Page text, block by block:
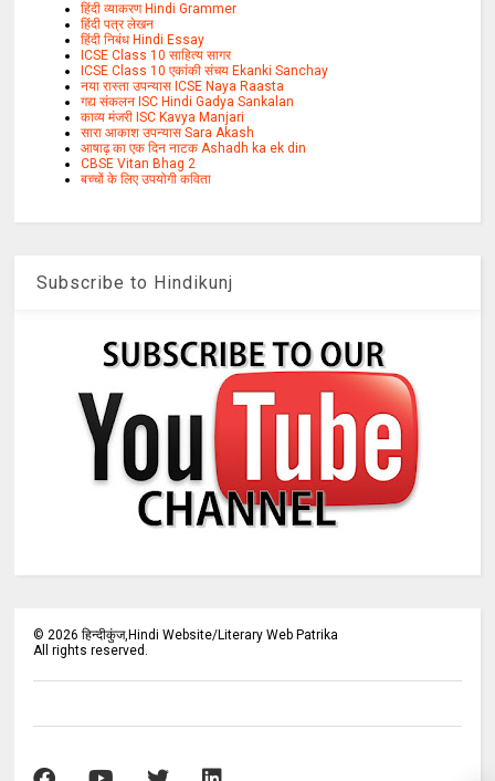
हिंदी व्याकरण Hindi Grammer
हिंदी पत्र लेखन
हिंदी निबंध Hindi Essay
ICSE Class 10 साहित्य सागर
ICSE Class 10 एकांकी संचय Ekanki Sanchay
नया रास्ता उपन्यास ICSE Naya Raasta
गद्य संकलन ISC Hindi Gadya Sankalan
काव्य मंजरी ISC Kavya Manjari
सारा आकाश उपन्यास Sara Akash
आषाढ़ का एक दिन नाटक Ashadh ka ek din
CBSE Vitan Bhag 2
बच्चों के लिए उपयोगी कविता
Subscribe to Hindikunj
©2026 हिन्दीकुंज,Hindi Website/Literary Web Patrika
All rights reserved.